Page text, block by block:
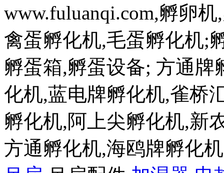
www.fuluanqi.com,孵卵
禽蛋孵化机,毛蛋孵化机;
孵蛋箱,孵蛋设备; 方通
化机,蓝电牌孵化机,雀桥
孵化机,阿上尖孵化机,新
方通孵化机,海鸥牌孵化